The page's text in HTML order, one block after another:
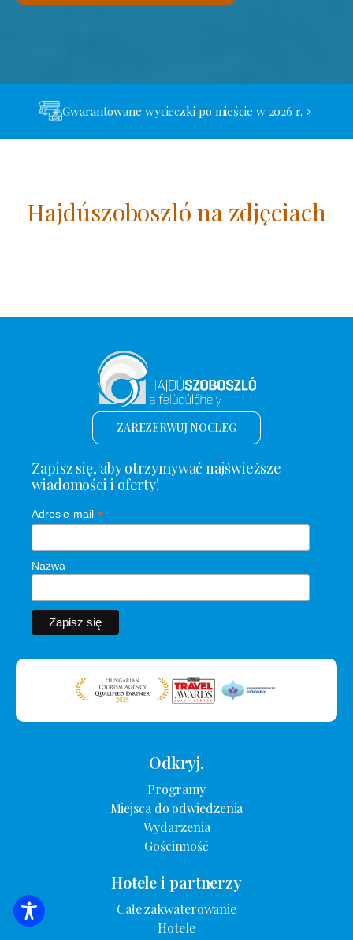
Gwarantowane wycieczki po mieście w 2026 r.
Hajdúszoboszló na zdjęciach
WYSZUKIWANIE ZAKWATEROWANIA
ZAREZERWUJ NOCLEG
Zapisz się, aby otrzymywać najświeższe
wiadomości i oferty!
Adres e-mail *
Nazwa
Odkryj.
Programy
Miejsca do odwiedzenia
Wydarzenia
Gościnność
Hotele i partnerzy
Całe zakwaterowanie
Hotele